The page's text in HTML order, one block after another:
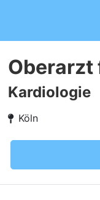
Oberarzt
Kardiologie
Köln